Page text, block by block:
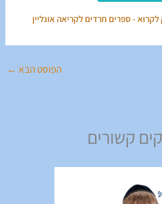
לקרוא - ספרים חרדים לקריאה אונליין
הפוסט הבא ←
קשורים